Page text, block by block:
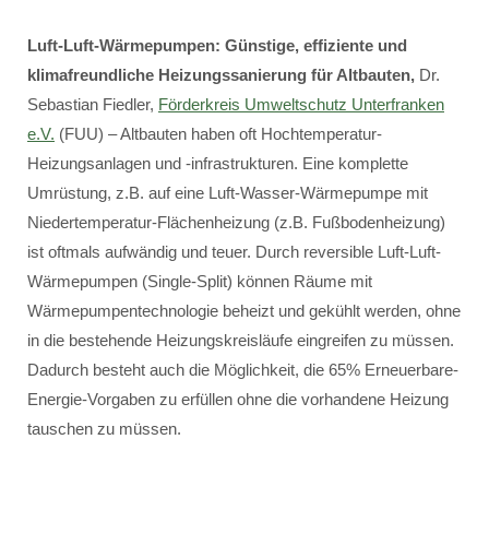
Luft-Luft-Wärmepumpen: Günstige, effiziente und
klimafreundliche Heizungssanierung für Altbauten, Dr.
Sebastian Fiedler, Förderkreis Umweltschutz Unterfranken
e.V. (FUU) – Altbauten haben oft Hochtemperatur-
Heizungsanlagen und -infrastrukturen. Eine komplette
Umrüstung, z.B. auf eine Luft-Wasser-Wärmepumpe mit
Niedertemperatur-Flächenheizung (z.B. Fußbodenheizung)
ist oftmals aufwändig und teuer. Durch reversible Luft-Luft-
Wärmepumpen (Single-Split) können Räume mit
Wärmepumpentechnologie beheizt und gekühlt werden, ohne
in die bestehende Heizungskreisläufe eingreifen zu müssen.
Dadurch besteht auch die Möglichkeit, die 65% Erneuerbare-
Energie-Vorgaben zu erfüllen ohne die vorhandene Heizung
tauschen zu müssen.